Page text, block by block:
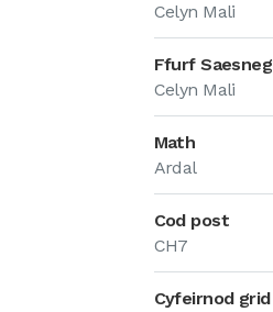
Celyn Mali
Ffurf Saesneg
Celyn Mali
Math
Ardal
Cod post
CH7
Cyfeirnod grid